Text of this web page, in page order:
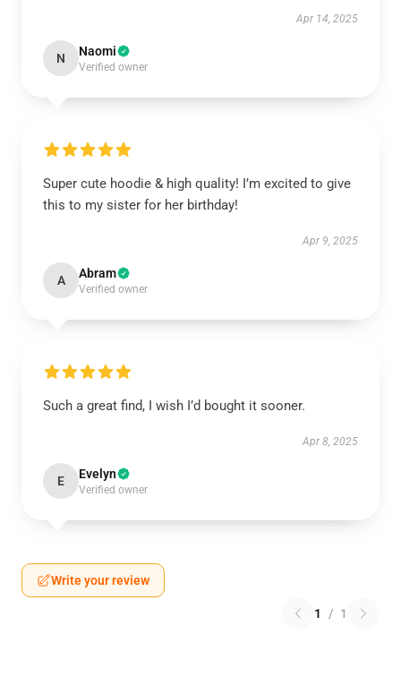
Apr 14, 2025
N Naomi
Verified owner
Super cute hoodie & high quality! I’m excited to give
this to my sister for her birthday!
Apr 9, 2025
A Abram
Verified owner
Such a great find, I wish I’d bought it sooner.
Apr 8, 2025
E Evelyn
Verified owner
Write your review
1 / 1